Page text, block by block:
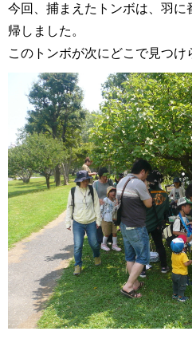
今回、捕まえたトンボは、羽
帰しました。
このトンボが次にどこで見つけ